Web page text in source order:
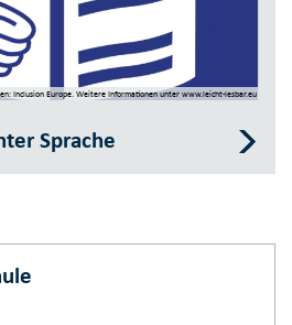
Inclusion Europe. Weitere Informationen­ unter www.leicht-lesbar.eu
Sprache